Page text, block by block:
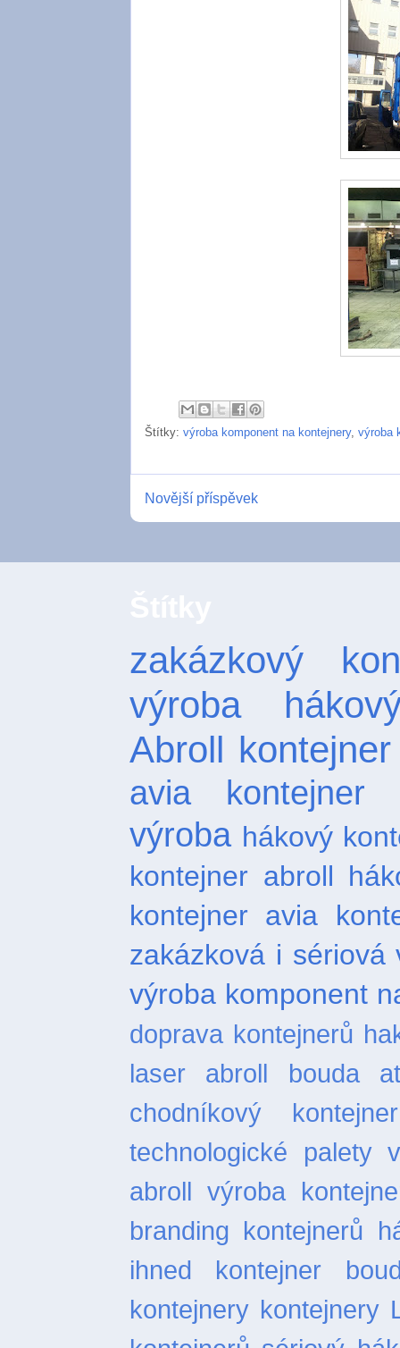
Štítky: výroba komponent na kontejnery, výroba
Novější příspěvek
zakázkový
výroba
Abroll
avia kontejner
výroba hákový
kontejner abroll
kontejner avia
zakázková i sériová
výroba komponent
doprava kontejnerů
laser
abroll bouda
chodníkový
technologické palety
abroll výroba
branding kontejnerů
ihned
kontejner
kontejnery kontejnery